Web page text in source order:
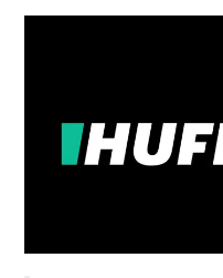
INDÉPENDANTS